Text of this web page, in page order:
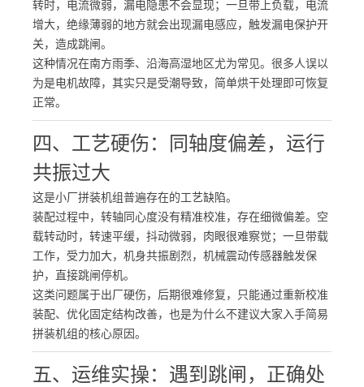
转时，电流微弱，漏电隐患不会显现；一旦带上负载，电流
增大，绝缘薄弱的地方就会出现漏电感应，触发漏电保护开
关，造成跳闸。
这种情况在南方雨季、沿海高湿地区尤为常见。很多人误以
为是电机故障，其实只是受潮导致，简单烘干处理即可恢复
正常。
四、工艺硬伤：同轴度偏差，运行
共振过大
这是小厂拼装机组普遍存在的工艺缺陷。
装配过程中，转轴同心度没有精准校准，存在细微偏差。空
载转动时，转速平缓，抖动微弱，肉眼很难察觉；一旦带载
工作，受力加大，机身共振剧烈，机械震动传感器触发保
护，直接跳闸停机。
这类问题属于出厂硬伤，后期很难修复，只能通过重新校准
装配、优化固定结构改善，也是为什么不建议大家入手简易
拼装机组的核心原因。
五、运维实操：遇到跳闸，正确处